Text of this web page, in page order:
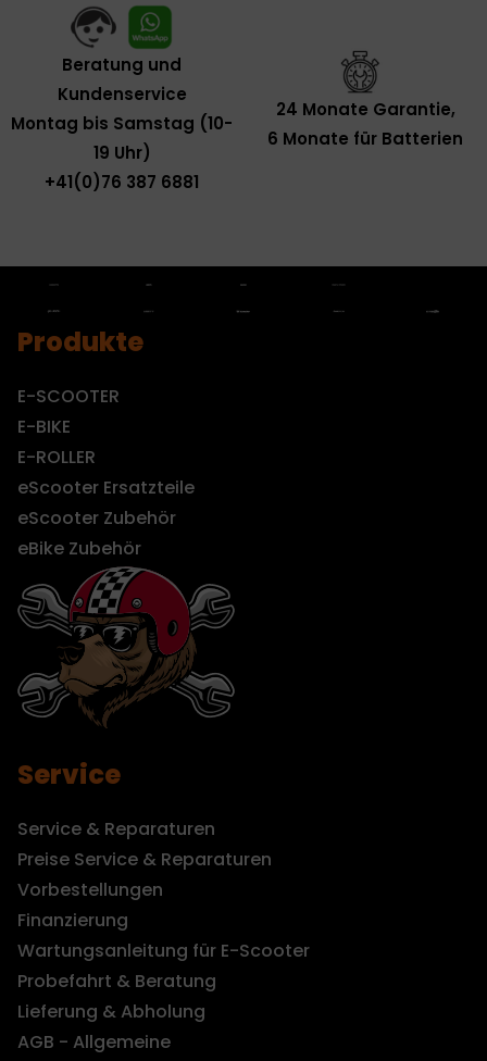
Beratung und
Kundenservice
Montag bis Samstag (10-
19 Uhr)
+41(0)76 387 6881
24 Monate Garantie,
6 Monate für Batterien
Produkte
E-SCOOTER
E-BIKE
E-ROLLER
eScooter Ersatzteile
eScooter Zubehör
eBike Zubehör
Service
Service & Reparaturen
Preise Service & Reparaturen
Vorbestellungen
Finanzierung
Wartungsanleitung für E-Scooter
Probefahrt & Beratung
Lieferung & Abholung
AGB - Allgemeine